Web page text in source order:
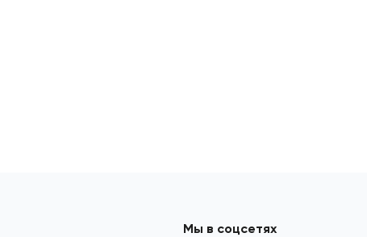
Мы в соцсетях